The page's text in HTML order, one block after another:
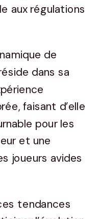
aux régulations
de
dans sa
faisant d’elle
pour les
et une
joueurs avides
tendances